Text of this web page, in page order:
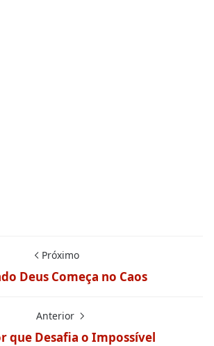
Próximo
Deus Começa no Caos
Anterior
que Desafia o Impossível